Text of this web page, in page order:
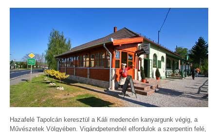
Hazafelé Tapolcán keresztül a Káli medencén kanyargunk végig, a
Művészetek Völgyében. Vigándpetendnél elfordulok a szerpentin felé,